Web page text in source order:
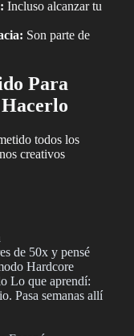
Incluso alcanzar tu
Son parte de
Para
todos los
creativos
de 50x y pensé
Hardcore
Lo que aprendí:
Pasa semanas allí